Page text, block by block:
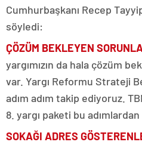
Cumhurbaşkanı Recep
söyledi:
ÇÖZÜM BEKLEYEN
yargımızın da hala çözüm
var. Yargı Reformu Strateji
adım adım takip ediyoruz.
8. yargı paketi bu
SOKAĞI ADRES